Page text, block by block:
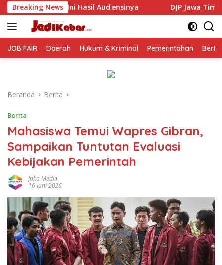
Langsung
ke
konten
Breaking News DJP Jawa Timur Gandeng GP Ansor
JOB FAIR Daerah Hukum & Kriminal Pemerintahan
Beranda Berita
Berita
Mahasiswa Temui Wapres Gibran,
Sampaikan Tuntutan Evaluasi
Kebijakan Pemerintah
Jaka Media
16 Juni 2026